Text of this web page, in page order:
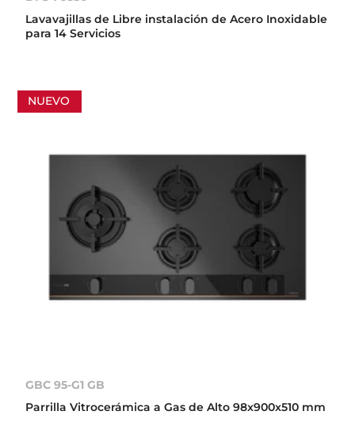
Lavavajillas de Libre instalación de Acero Inoxidable
para 14 Servicios
NUEVO
GBC 95-G1 GB
Parrilla Vitrocerámica a Gas de Alto 98x900x510 mm